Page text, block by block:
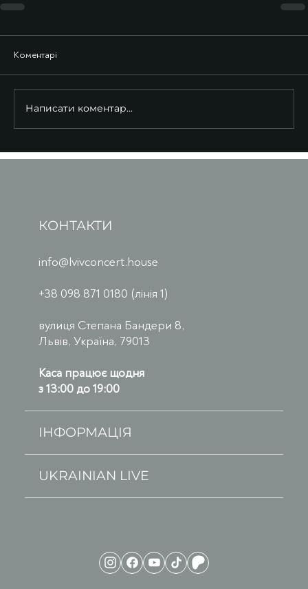
Коментарі
Написати коментар...
КОНТАКТИ
info@lvivconcert.house
+38 098 871 0180 (лінія 1)
вулиця Степана Бандери 8,
Львів, Україна, 79013
Каса працює щодня
з 13:00 до 19:00
ІНФОРМАЦІЯ
UKRAINIAN LIVE